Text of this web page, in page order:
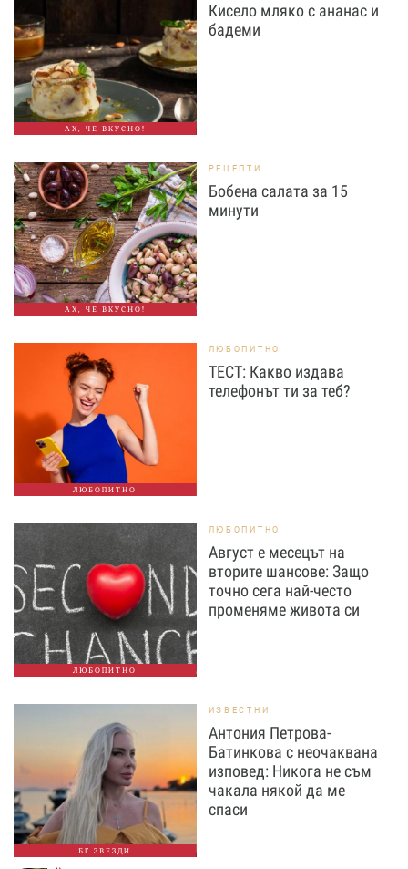
АХ, ЧЕ ВКУСНО!
Кисело мляко с ананас и
бадеми
АХ, ЧЕ ВКУСНО!
РЕЦЕПТИ
Бобена салата за 15
минути
ЛЮБОПИТНО
ЛЮБОПИТНО
ТЕСТ: Какво издава
телефонът ти за теб?
ЛЮБОПИТНО
ЛЮБОПИТНО
Август е месецът на
вторите шансове: Защо
точно сега най-често
променяме живота си
БГ ЗВЕЗДИ
ИЗВЕСТНИ
Антония Петрова-
Батинкова с неочаквана
изповед: Никога не съм
чакала някой да ме
спаси